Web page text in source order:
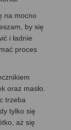
na mocno
by się
i ładnie
proces
oraz masło.
trzeba
tylko się
aż się